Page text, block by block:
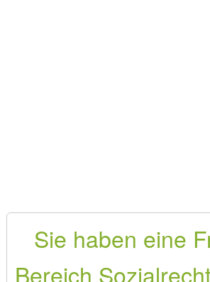
Sie haben eine
Bereich